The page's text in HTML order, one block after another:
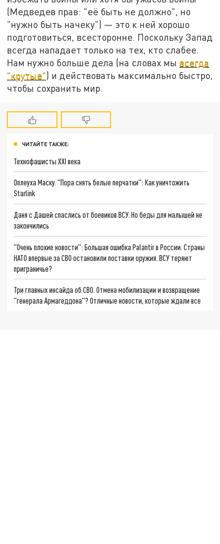
(Медведев прав: "её быть не должно", но
"нужно быть начеку") — это к ней хорошо
подготовиться, всесторонне. Поскольку Запад
всегда нападает только на тех, кто слабее.
Нам нужно больше дела (на словах мы всегда
"крутые") и действовать максимально быстро,
чтобы сохранить мир.
ЧИТАЙТЕ ТАКЖЕ:
Технофашисты XXI века
Оплеуха Маску. "Пора снять белые перчатки": Как уничтожить
Starlink
Даня с Дашей спаслись от боевиков ВСУ. Но беды для малышей не
закончились
"Очень плохие новости": Большая ошибка Palantir в России. Страны
НАТО впервые за СВО остановили поставки оружия. ВСУ теряют
приграничье?
Три главных инсайда об СВО. Отмена мобилизации и возвращение
"генерала Армагеддона"? Отличные новости, которые ждали все